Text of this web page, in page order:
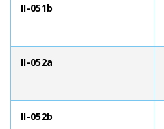
II-051b
II-052a
II-052b